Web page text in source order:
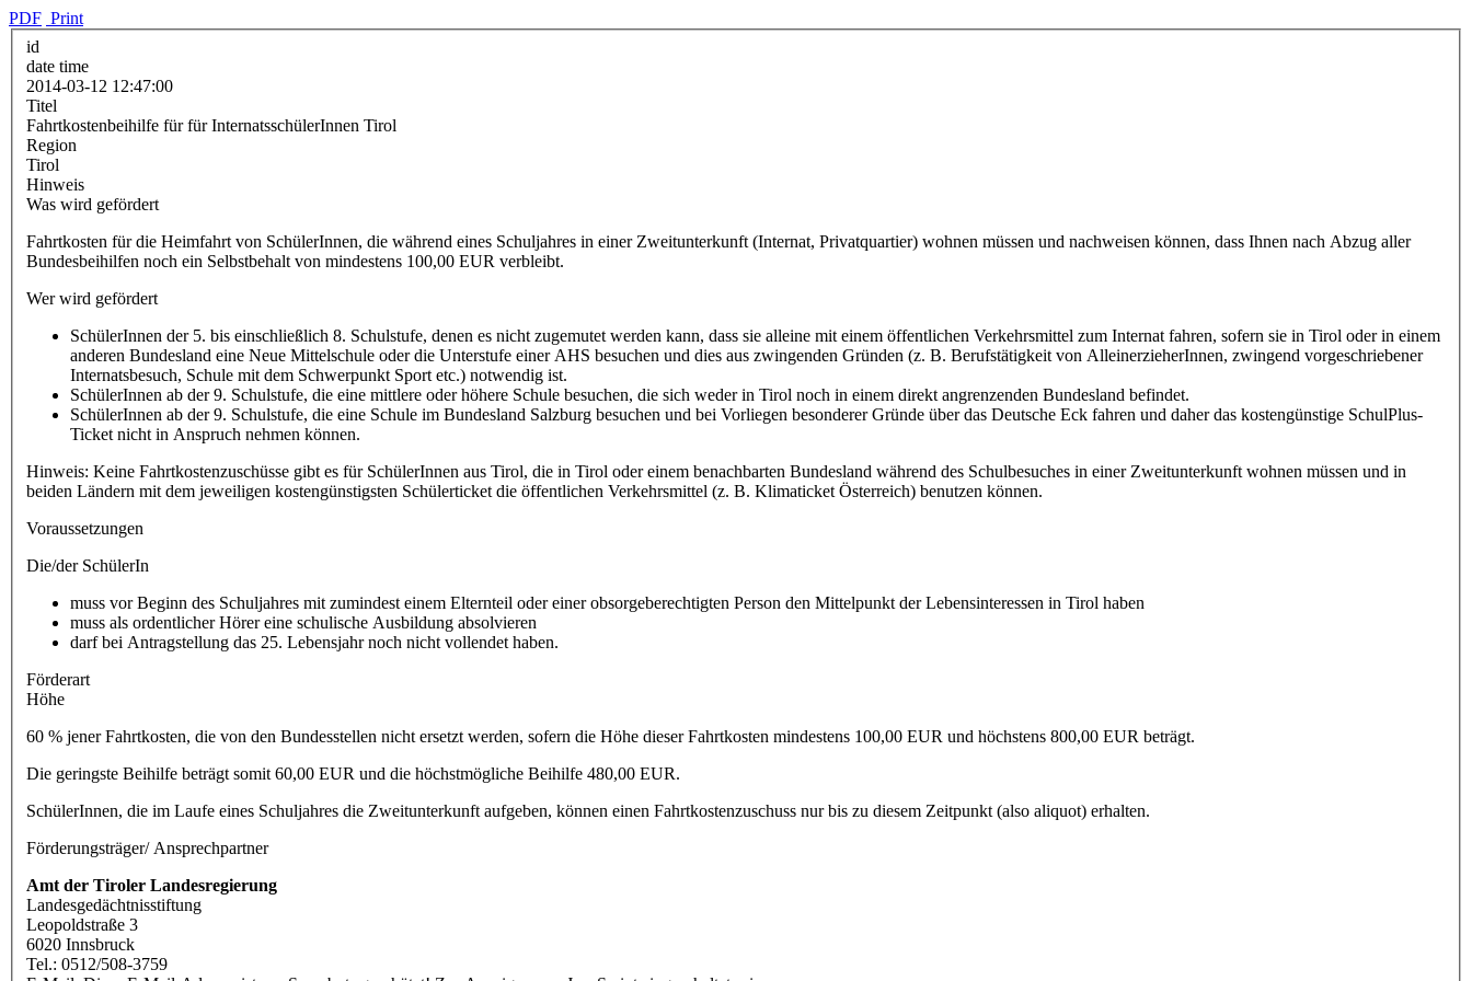
PDF Print
id
date time
2014-03-12 12:47:00
Titel
Fahrtkostenbeihilfe für für InternatsschülerInnen Tirol
Region
Tirol
Hinweis
Was wird gefördert
Fahrtkosten für die Heimfahrt von SchülerInnen, die während eines Schuljahres in einer Zweitunterkunft (Internat, Privatquartier) wohnen müssen und nachweisen können, dass Ihnen nach Abzug aller
Bundesbeihilfen noch ein Selbstbehalt von mindestens 100,00 EUR verbleibt.
Wer wird gefördert
SchülerInnen der 5. bis einschließlich 8. Schulstufe, denen es nicht zugemutet werden kann, dass sie alleine mit einem öffentlichen Verkehrsmittel zum Internat fahren, sofern sie in Tirol oder in einem
anderen Bundesland eine Neue Mittelschule oder die Unterstufe einer AHS besuchen und dies aus zwingenden Gründen (z. B. Berufstätigkeit von AlleinerzieherInnen, zwingend vorgeschriebener
Internatsbesuch, Schule mit dem Schwerpunkt Sport etc.) notwendig ist.
SchülerInnen ab der 9. Schulstufe, die eine mittlere oder höhere Schule besuchen, die sich weder in Tirol noch in einem direkt angrenzenden Bundesland befindet.
SchülerInnen ab der 9. Schulstufe, die eine Schule im Bundesland Salzburg besuchen und bei Vorliegen besonderer Gründe über das Deutsche Eck fahren und daher das kostengünstige SchulPlus-
Ticket nicht in Anspruch nehmen können.
Hinweis: Keine Fahrtkostenzuschüsse gibt es für SchülerInnen aus Tirol, die in Tirol oder einem benachbarten Bundesland während des Schulbesuches in einer Zweitunterkunft wohnen müssen und in
beiden Ländern mit dem jeweiligen kostengünstigsten Schülerticket die öffentlichen Verkehrsmittel (z. B. Klimaticket Österreich) benutzen können.
Voraussetzungen
Die/der SchülerIn
muss vor Beginn des Schuljahres mit zumindest einem Elternteil oder einer obsorgeberechtigten Person den Mittelpunkt der Lebensinteressen in Tirol haben
muss als ordentlicher Hörer eine schulische Ausbildung absolvieren
darf bei Antragstellung das 25. Lebensjahr noch nicht vollendet haben.
Förderart
Höhe
60 % jener Fahrtkosten, die von den Bundesstellen nicht ersetzt werden, sofern die Höhe dieser Fahrtkosten mindestens 100,00 EUR und höchstens 800,00 EUR beträgt.
Die geringste Beihilfe beträgt somit 60,00 EUR und die höchstmögliche Beihilfe 480,00 EUR.
SchülerInnen, die im Laufe eines Schuljahres die Zweitunterkunft aufgeben, können einen Fahrtkostenzuschuss nur bis zu diesem Zeitpunkt (also aliquot) erhalten.
Förderungsträger/ Ansprechpartner
Amt der Tiroler Landesregierung
Landesgedächtnisstiftung
Leopoldstraße 3
6020 Innsbruck
Tel.: 0512/508-3759